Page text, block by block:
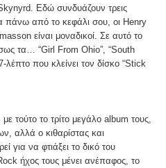
Εδώ συνδυάζουν τρεις
πάνω από το κεφάλι σου, οι Henry
είναι μοναδικοί. Σε αυτό το
τα… “Girl From Ohio”, “South
λέπτο που κλείνει τον δίσκο “Stick
τούτο το τρίτο μεγάλο album τους,
αλλά ο κιθαρίστας και
για να φτιάξει το δικό του
ήχος τους μένει ανέπαφος, το